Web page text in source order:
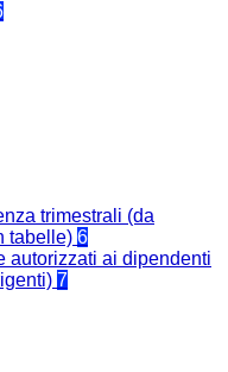
trimestrali (da
tabelle) 6
autorizzati ai dipendenti
7